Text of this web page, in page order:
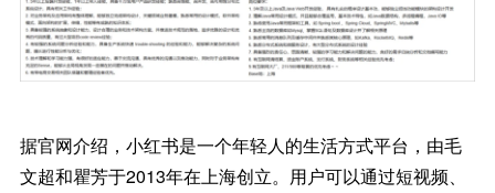
据官网介绍，小红书是一个年轻人的生活方式平台，由毛
文超和瞿芳于2013年在上海创立。用户可以通过短视频、